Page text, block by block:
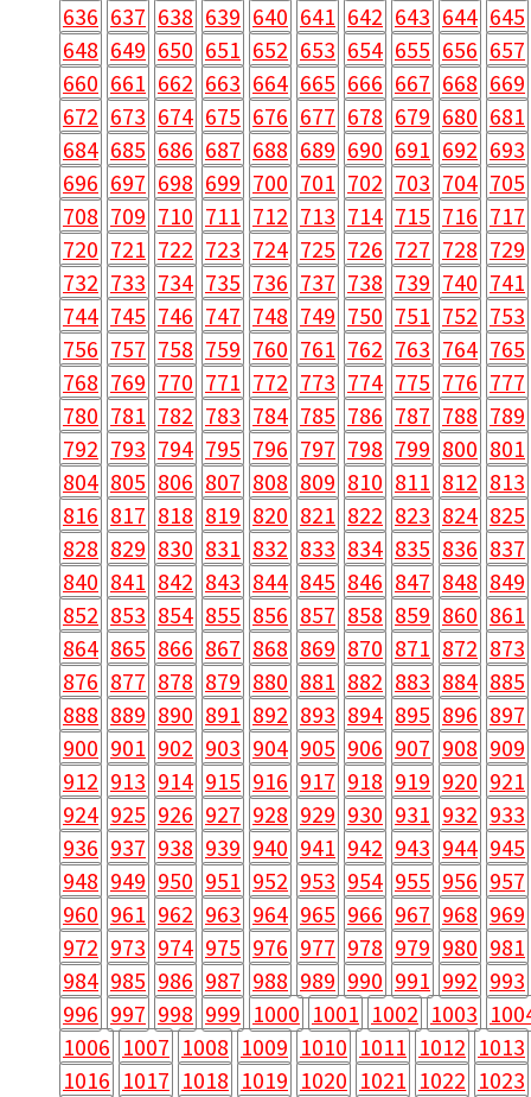
636 637 638 639 640 641 642 643 644 645
648 649 650 651 652 653 654 655 656 657
660 661 662 663 664 665 666 667 668 669
672 673 674 675 676 677 678 679 680 681
684 685 686 687 688 689 690 691 692 693
696 697 698 699 700 701 702 703 704 705
708 709 710 711 712 713 714 715 716 717
720 721 722 723 724 725 726 727 728 729
732 733 734 735 736 737 738 739 740 741
744 745 746 747 748 749 750 751 752 753
756 757 758 759 760 761 762 763 764 765
768 769 770 771 772 773 774 775 776 777
780 781 782 783 784 785 786 787 788 789
792 793 794 795 796 797 798 799 800 801
804 805 806 807 808 809 810 811 812 813
816 817 818 819 820 821 822 823 824 825
828 829 830 831 832 833 834 835 836 837
840 841 842 843 844 845 846 847 848 849
852 853 854 855 856 857 858 859 860 861
864 865 866 867 868 869 870 871 872 873
876 877 878 879 880 881 882 883 884 885
888 889 890 891 892 893 894 895 896 897
900 901 902 903 904 905 906 907 908 909
912 913 914 915 916 917 918 919 920 921
924 925 926 927 928 929 930 931 932 933
936 937 938 939 940 941 942 943 944 945
948 949 950 951 952 953 954 955 956 957
960 961 962 963 964 965 966 967 968 969
972 973 974 975 976 977 978 979 980 981
984 985 986 987 988 989 990 991 992 993
996 997 998 999 1000 1001 1002 1003
1006 1007 1008 1009 1010 1011 1012 1013
1016 1017 1018 1019 1020 1021 1022 1023